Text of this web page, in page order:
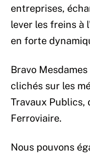
entreprises,
lever les freins à
en forte
Bravo
clichés sur les
Travaux Publics,
Ferroviaire.
Nous pouvons